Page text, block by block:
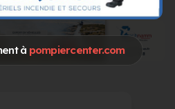
à pompiercenter.com